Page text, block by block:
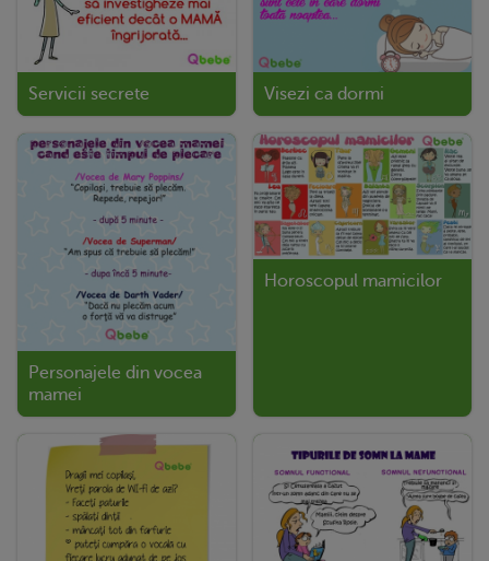
Servicii secrete Visezi ca dormi
Personajele din vocea
mamei
Horoscopul mamicilor